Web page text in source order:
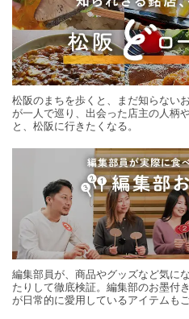
松阪のまちを歩くと、まだ知らない
が一人で巡り、出会った店主の人柄
と、松阪に行きたくなる。
編集部員が、商品やグッズなど気に
たりして徹底検証。編集部のお墨付
が日常的に愛用しているアイテムも